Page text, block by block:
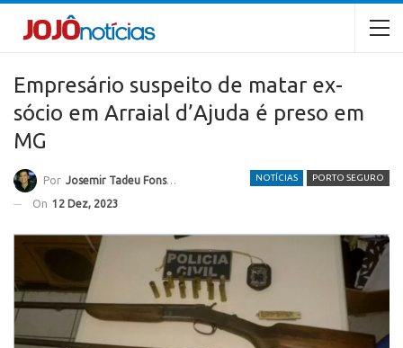
Empresário suspeito de matar ex-
sócio em Arraial d’Ajuda é preso em
MG
NOTÍCIAS PORTO SEGURO
Por Josemir Tadeu Fonseca
On 12 Dez, 2023